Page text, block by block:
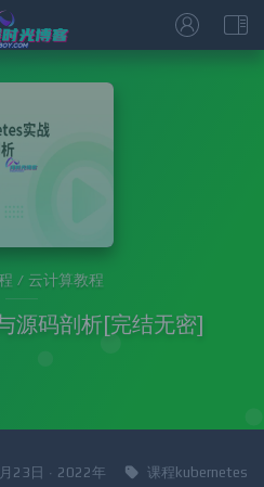
/ 云计算教程
源码剖析[完结无密]
23日 · 2022年
课程kubernetes